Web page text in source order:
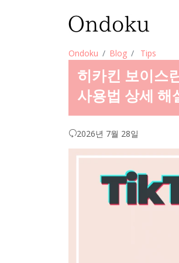
Ondoku Blog Tips
히카킨 보이스
사용법 상세 해
2026년 7월 28일